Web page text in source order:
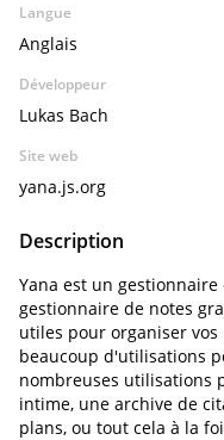
Langue
Anglais
Développeur
Lukas Bach
Site web
yana.js.org
Description
Yana est un
gestionnaire de notes
utiles pour organiser
beaucoup d'utilisations
nombreuses utilisations
intime, une archive de
plans, ou tout cela à la